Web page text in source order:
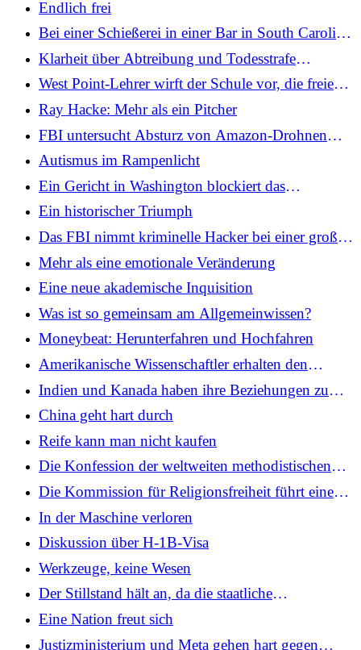
Endlich frei
Bei einer Schießerei in einer Bar in South Carolina
werden vier Menschen getötet und viele verletzt
Klarheit über Abtreibung und Todesstrafe
gewinnen
West Point-Lehrer wirft der Schule vor, die freie
Meinungsäußerung zu unterdrücken
Ray Hacke: Mehr als ein Pitcher
FBI untersucht Absturz von Amazon-Drohnen
und Baukran
Autismus im Rampenlicht
Ein Gericht in Washington blockiert das
Beichtgesetz, nachdem Priester geklagt haben
Ein historischer Triumph
Das FBI nimmt kriminelle Hacker bei einer großen
Cyberoperation ins Visier
Mehr als eine emotionale Veränderung
Eine neue akademische Inquisition
Was ist so gemeinsam am Allgemeinwissen?
Moneybeat: Herunterfahren und Hochfahren
Amerikanische Wissenschaftler erhalten den
Nobelpreis für die Entdeckung des Immunsystems
Indien und Kanada haben ihre Beziehungen zum
Energieabkommen neu gestaltet
China geht hart durch
Reife kann man nicht kaufen
Die Konfession der weltweiten methodistischen
Kirche wächst auf 6.000 Kirchen
Die Kommission für Religionsfreiheit führt eine
Anhörung mit Schwerpunkt Bildung durch
In der Maschine verloren
Diskussion über H-1B-Visa
Werkzeuge, keine Wesen
Der Stillstand hält an, da die staatliche
Finanzierung seit zwei Wochen ausläuft
Eine Nation freut sich
Justizministerium und Meta gehen hart gegen